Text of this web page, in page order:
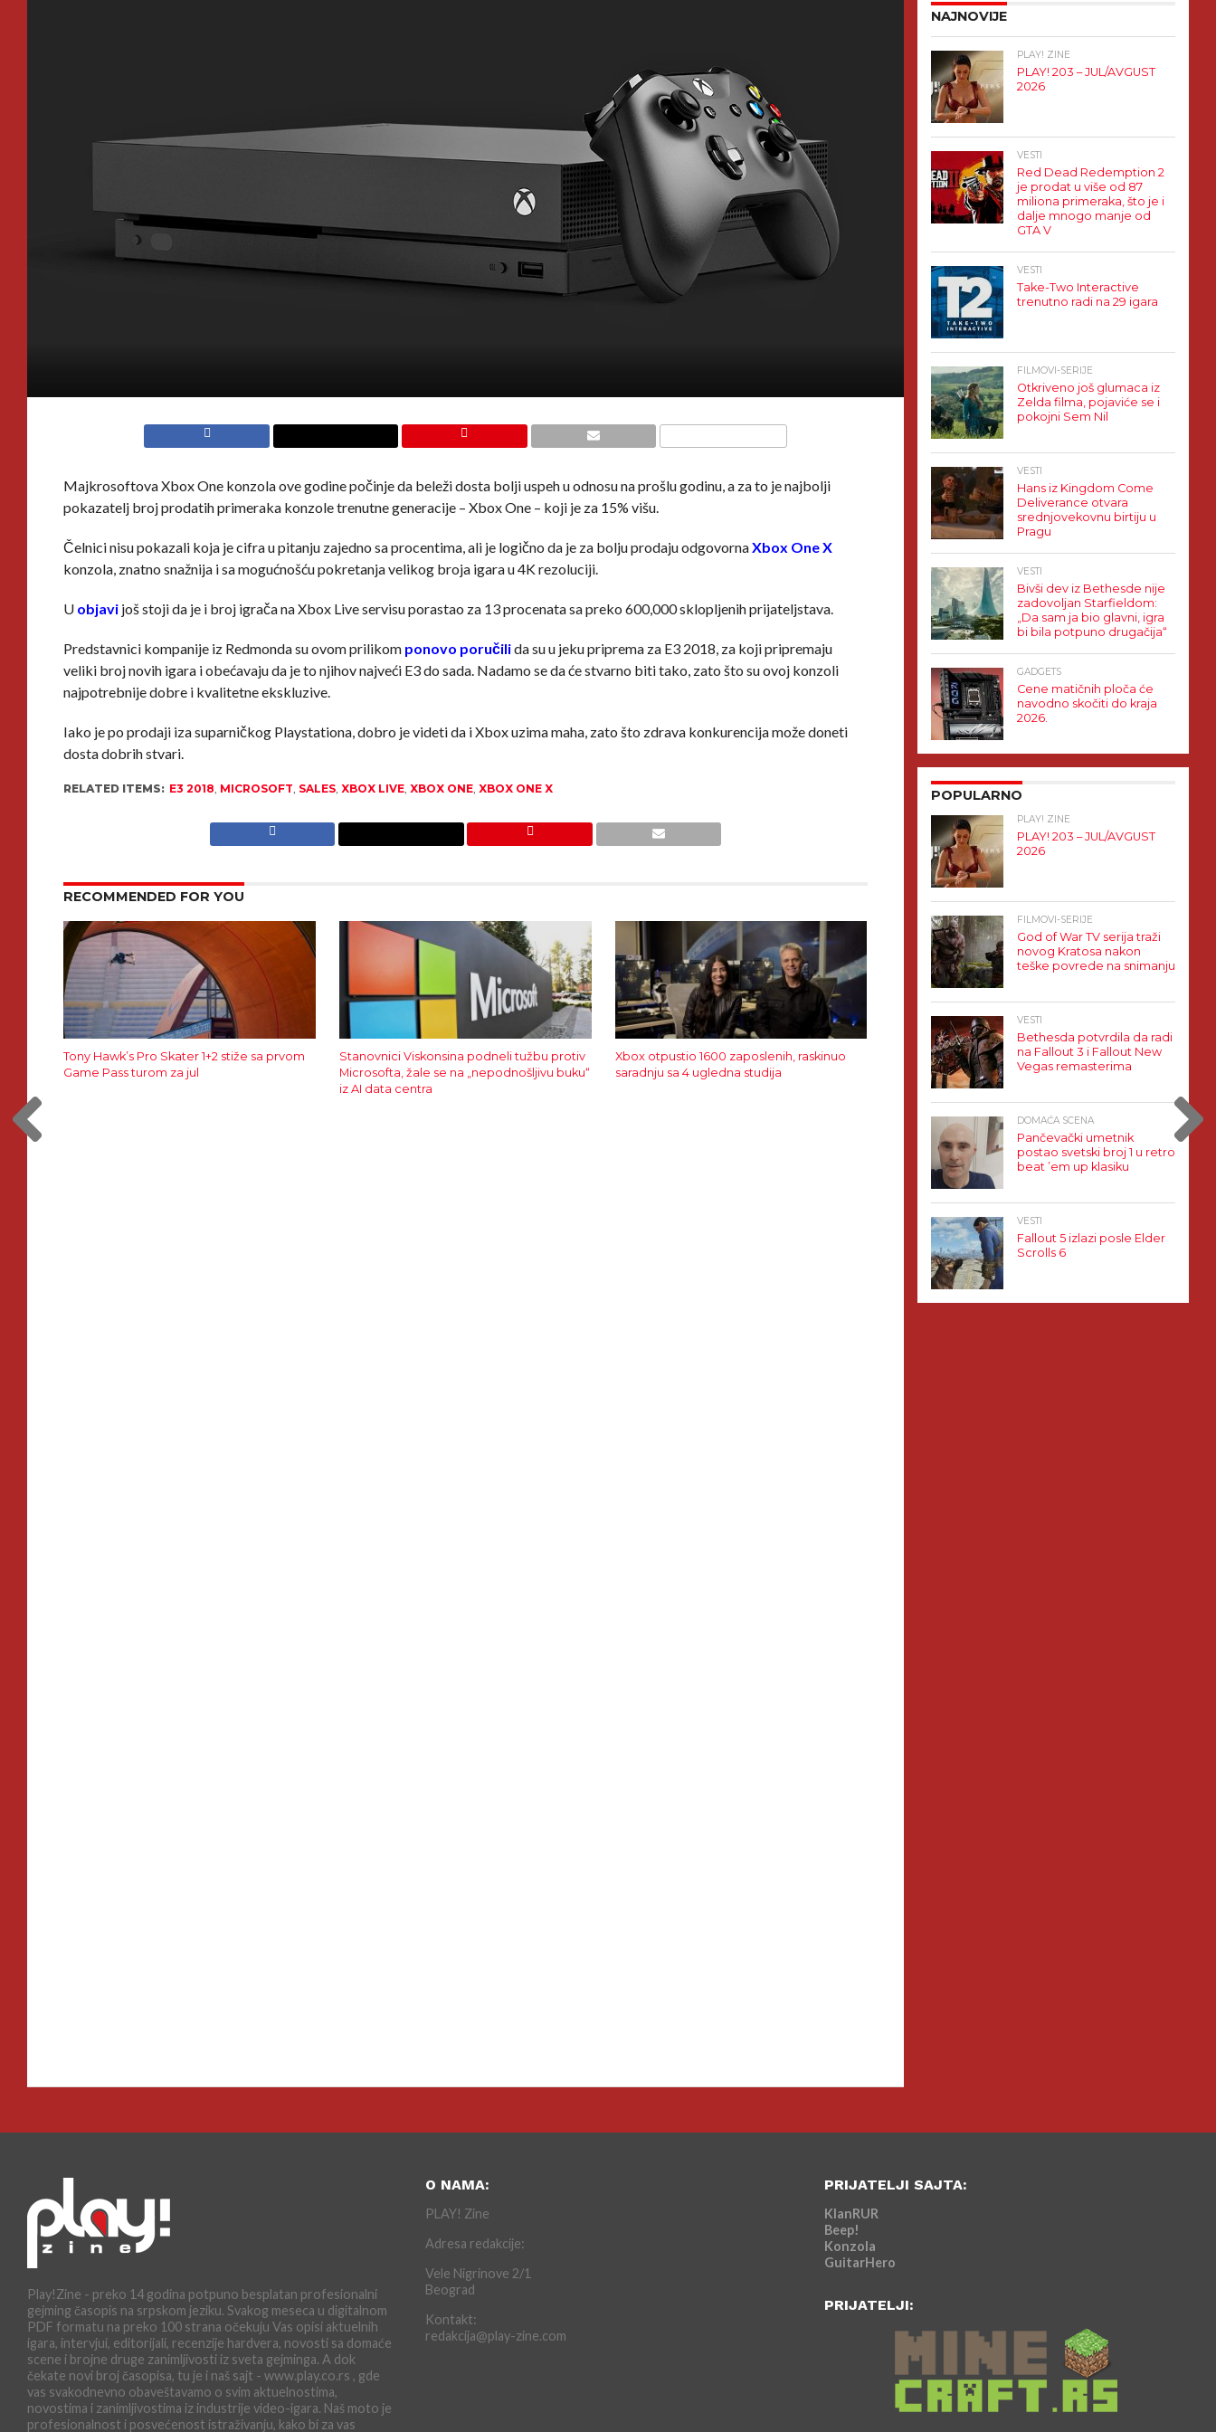
Majkrosoftova Xbox One konzola ove godine počinje da beleži dosta bolji uspeh u odnosu na prošlu godinu, a za to je najbolji
pokazatelj broj prodatih primeraka konzole trenutne generacije – Xbox One – koji je za 15% višu.
Čelnici nisu pokazali koja je cifra u pitanju zajedno sa procentima, ali je logično da je za bolju prodaju odgovornaXbox One X
konzola, znatno snažnija i sa mogućnošću pokretanja velikog broja igara u 4K rezoluciji.
U objavi još stoji da je i broj igrača na Xbox Live servisu porastao za 13 procenata sa preko 600,000 sklopljenih prijateljstava.
Predstavnici kompanije iz Redmonda su ovom prilikom ponovo poručilida su u jeku priprema za E3 2018, za koji pripremaju
veliki broj novih igara i obećavaju da je to njihov najveći E3 do sada. Nadamo se da će stvarno biti tako, zato što su ovoj konzoli
najpotrebnije dobre i kvalitetne ekskluzive.
Iako je po prodaji iza suparničkog Playstationa, dobro je videti da i Xbox uzima maha, zato što zdrava konkurencija može doneti
dosta dobrih stvari.
RELATED ITEMS: E3 2018, MICROSOFT, SALES,XBOX LIVE,XBOX ONE,XBOX ONE X
RECOMMENDED FOR YOU
Tony Hawk’s Pro Skater 1+2 stiže sa prvom
Game Pass turom za jul
Stanovnici Viskonsina podneli tužbu protiv
Microsofta, žale se na „nepodnošljivu buku“
iz AI data centra
Xbox otpustio 1600 zaposlenih, raskinuo
saradnju sa 4 ugledna studija
NAJNOVIJE
PLAY! ZINE
PLAY! 203 – JUL/AVGUST
2026
VESTI
Red Dead Redemption 2
je prodat u više od 87
miliona primeraka, što je i
dalje mnogo manje od
GTA V
VESTI
Take-Two Interactive
trenutno radi na 29 igara
FILMOVI-SERIJE
Otkriveno još glumaca iz
Zelda filma, pojaviće se i
pokojni Sem Nil
VESTI
Hans iz Kingdom Come
Deliverance otvara
srednjovekovnu birtiju u
Pragu
VESTI
Bivši dev iz Bethesde nije
zadovoljan Starfieldom:
„Da sam ja bio glavni, igra
bi bila potpuno drugačija“
GADGETS
Cene matičnih ploča će
navodno skočiti do kraja
2026.
POPULARNO
PLAY! ZINE
PLAY! 203 – JUL/AVGUST
2026
FILMOVI-SERIJE
God of War TV serija traži
novog Kratosa nakon
teške povrede na snimanju
VESTI
Bethesda potvrdila da radi
na Fallout 3 i Fallout New
Vegas remasterima
DOMAĆA SCENA
Pančevački umetnik
postao svetski broj 1 u retro
beat ’em up klasiku
VESTI
Fallout 5 izlazi posle Elder
Scrolls 6
Play!Zine - preko 14 godina potpuno besplatan profesionalni
gejming časopis na srpskom jeziku. Svakog meseca u digitalnom
PDF formatu na preko 100 strana očekuju Vas opisi aktuelnih
igara, intervjui, editorijali, recenzije hardvera, novosti sa domaće
scene i brojne druge zanimljivosti iz sveta gejminga. A dok
čekate novi broj časopisa, tu je i naš sajt - www.play.co.rs , gde
vas svakodnevno obaveštavamo o svim aktuelnostima,
novostima i zanimljivostima iz industrije video-igara. Naš moto je
profesionalnost i posvećenost istraživanju, kako bi za vas
O NAMA:
PLAY! Zine
Adresa redakcije:
Vele Nigrinove 2/1
Beograd
Kontakt:
redakcija@play-zine.com
PRIJATELJI SAJTA:
KlanRUR
Beep!
Konzola
GuitarHero
PRIJATELJI: